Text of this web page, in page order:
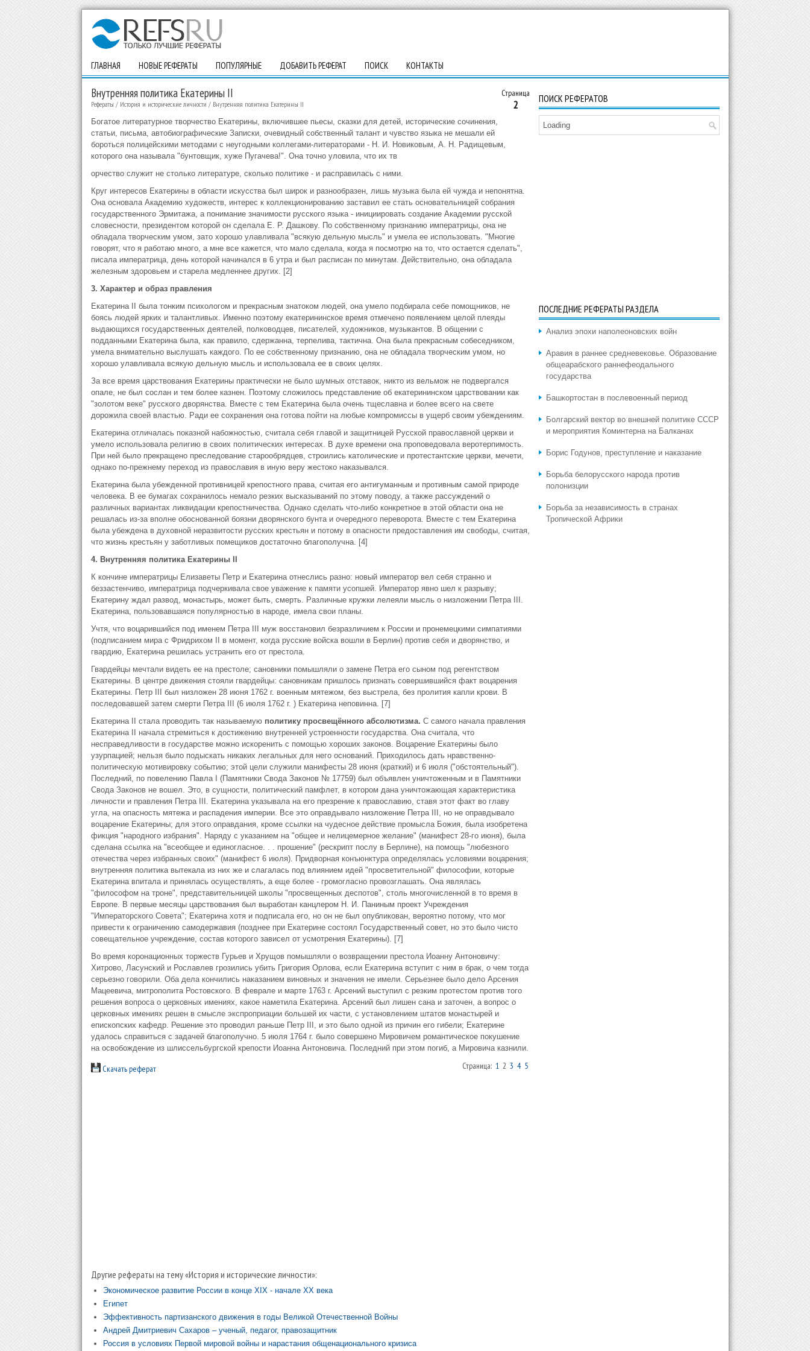
ГЛАВНАЯ НОВЫЕ РЕФЕРАТЫ ПОПУЛЯРНЫЕ ДОБАВИТЬ РЕФЕРАТ ПОИСК КОНТАКТЫ
Страница
2
Внутренняя политика Екатерины II
Рефераты / История и исторические личности / Внутренняя политика Екатерины II
Богатое литературное творчество Екатерины, включившее пьесы, сказки для детей, исторические сочинения,
статьи, письма, автобиографические Записки, очевидный собственный талант и чувство языка не мешали ей
бороться полицейскими методами с неугодными коллегами-литераторами - Н. И. Новиковым, А. Н. Радищевым,
которого она называла "бунтовщик, хуже Пугачева!". Она точно уловила, что их тв
орчество служит не столько литературе, сколько политике - и расправилась с ними.
Круг интересов Екатерины в области искусства был широк и разнообразен, лишь музыка была ей чужда и непонятна.
Она основала Академию художеств, интерес к коллекционированию заставил ее стать основательницей собрания
государственного Эрмитажа, а понимание значимости русского языка - инициировать создание Академии русской
словесности, президентом которой он сделала Е. Р. Дашкову. По собственному признанию императрицы, она не
обладала творческим умом, зато хорошо улавливала "всякую дельную мысль" и умела ее использовать. "Многие
говорят, что я работаю много, а мне все кажется, что мало сделала, когда я посмотрю на то, что остается сделать",
писала императрица, день которой начинался в 6 утра и был расписан по минутам. Действительно, она обладала
железным здоровьем и старела медленнее других. [2]
3. Характер и образ правления
Екатерина II была тонким психологом и прекрасным знатоком людей, она умело подбирала себе помощников, не
боясь людей ярких и талантливых. Именно поэтому екатерининское время отмечено появлением целой плеяды
выдающихся государственных деятелей, полководцев, писателей, художников, музыкантов. В общении с
подданными Екатерина была, как правило, сдержанна, терпелива, тактична. Она была прекрасным собеседником,
умела внимательно выслушать каждого. По ее собственному признанию, она не обладала творческим умом, но
хорошо улавливала всякую дельную мысль и использовала ее в своих целях.
За все время царствования Екатерины практически не было шумных отставок, никто из вельмож не подвергался
опале, не был сослан и тем более казнен. Поэтому сложилось представление об екатерининском царствовании как
"золотом веке" русского дворянства. Вместе с тем Екатерина была очень тщеславна и более всего на свете
дорожила своей властью. Ради ее сохранения она готова пойти на любые компромиссы в ущерб своим убеждениям.
Екатерина отличалась показной набожностью, считала себя главой и защитницей Русской православной церкви и
умело использовала религию в своих политических интересах. В духе времени она проповедовала веротерпимость.
При ней было прекращено преследование старообрядцев, строились католические и протестантские церкви, мечети,
однако по-прежнему переход из православия в иную веру жестоко наказывался.
Екатерина была убежденной противницей крепостного права, считая его антигуманным и противным самой природе
человека. В ее бумагах сохранилось немало резких высказываний по этому поводу, а также рассуждений о
различных вариантах ликвидации крепостничества. Однако сделать что-либо конкретное в этой области она не
решалась из-за вполне обоснованной боязни дворянского бунта и очередного переворота. Вместе с тем Екатерина
была убеждена в духовной неразвитости русских крестьян и потому в опасности предоставления им свободы, считая,
что жизнь крестьян у заботливых помещиков достаточно благополучна. [4]
4. Внутренняя политика Екатерины
К кончине императрицы Елизаветы Петр и Екатерина отнеслись разно: новый император вел себя странно и
беззастенчиво, императрица подчеркивала свое уважение к памяти усопшей. Император явно шел к разрыву;
Екатерину ждал развод, монастырь, может быть, смерть. Различные кружки лелеяли мысль о низложении Петра III.
Екатерина, пользовавшаяся популярностью в народе, имела свои планы.
Учтя, что воцарившийся под именем Петра III муж восстановил безразличием к России и пронемецкими симпатиями
(подписанием мира с Фридрихом II в момент, когда русские войска вошли в Берлин) против себя и дворянство, и
гвардию, Екатерина решилась устранить его от престола.
Гвардейцы мечтали видеть ее на престоле; сановники помышляли о замене Петра его сыном под регентством
Екатерины. В центре движения стояли гвардейцы: сановникам пришлось признать совершившийся факт воцарения
Екатерины. Петр III был низложен 28 июня 1762 г. военным мятежом, без выстрела, без пролития капли крови. В
последовавшей затем смерти Петра III (6 июля 1762 г. ) Екатерина неповинна. [7]
Екатерина II стала проводить так называемую политику просвещённого абсолютизма. С самого начала правления
Екатерина II начала стремиться к достижению внутренней устроенности государства. Она считала, что
несправедливости в государстве можно искоренить с помощью хороших законов. Воцарение Екатерины было
узурпацией; нельзя было подыскать никаких легальных для него оснований. Приходилось дать нравственно-
политическую мотивировку событию; этой цели служили манифесты 28 июня (краткий) и 6 июля ("обстоятельный").
Последний, по повелению Павла I (Памятники Свода Законов № 17759) был объявлен уничтоженным и в Памятники
Свода Законов не вошел. Это, в сущности, политический памфлет, в котором дана уничтожающая характеристика
личности и правления Петра III. Екатерина указывала на его презрение к православию, ставя этот факт во главу
угла, на опасность мятежа и распадения империи. Все это оправдывало низложение Петра III, но не оправдывало
воцарение Екатерины; для этого оправдания, кроме ссылки на чудесное действие промысла Божия, была изобретена
фикция "народного избрания". Наряду с указанием на "общее и нелицемерное желание" (манифест 28-го июня), была
сделана ссылка на "всеобщее и единогласное. . . прошение" (рескрипт послу в Берлине), на помощь "любезного
отечества через избранных своих" (манифест 6 июля). Придворная конъюнктура определялась условиями воцарения;
внутренняя политика вытекала из них же и слагалась под влиянием идей "просветительной" философии, которые
Екатерина впитала и принялась осуществлять, а еще более - громогласно провозглашать. Она являлась
"философом на троне", представительницей школы "просвещенных деспотов", столь многочисленной в то время в
Европе. В первые месяцы царствования был выработан канцлером Н. И. Паниным проект Учреждения
"Императорского Совета"; Екатерина хотя и подписала его, но он не был опубликован, вероятно потому, что мог
привести к ограничению самодержавия (позднее при Екатерине состоял Государственный совет, но это было чисто
совещательное учреждение, состав которого зависел от усмотрения Екатерины). [7]
Во время коронационных торжеств Гурьев и Хрущов помышляли о возвращении престола Иоанну Антоновичу:
Хитрово, Ласунский и Рославлев грозились убить Григория Орлова, если Екатерина вступит с ним в брак, о чем тогда
серьезно говорили. Оба дела кончились наказанием виновных и значения не имели. Серьезнее было дело Арсения
Мацеевича, митрополита Ростовского. В феврале и марте 1763 г. Арсений выступил с резким протестом против того
решения вопроса о церковных имениях, какое наметила Екатерина. Арсений был лишен сана и заточен, а вопрос о
церковных имениях решен в смысле экспроприации большей их части, с установлением штатов монастырей и
епископских кафедр. Решение это проводил раньше Петр III, и это было одной из причин его гибели; Екатерине
удалось справиться с задачей благополучно. 5 июля 1764 г. было совершено Мировичем романтическое покушение
на освобождение из шлиссельбургской крепости Иоанна Антоновича. Последний при этом погиб, а Мировича казнили.
Скачать реферат Страница: 12 3 4 5
Другие рефераты на тему «История и исторические личности»:
Экономическое развитие России в конце XIX - начале XX века
Египет
Эффективность партизанского движения в годы Великой Отечественной Войны
Андрей Дмитриевич Сахаров – ученый, педагог, правозащитник
Россия в условиях Первой мировой войны и нарастания общенационального кризиса
ПОИСК РЕФЕРАТОВ
Loading
ПОСЛЕДНИЕ РЕФЕРАТЫ РАЗДЕЛА
Анализ эпохи наполеоновских войн
Аравия в раннее средневековье. Образование
общеарабского раннефеодального
государства
Башкортостан в послевоенный период
Болгарский вектор во внешней политике СССР
и мероприятия Коминтерна на Балканах
Борис Годунов, преступление и наказание
Борьба белорусского народа против
полонизции
Борьба за независимость в странах
Тропической Африки